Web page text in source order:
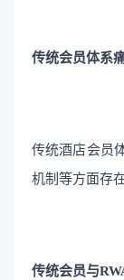
传统会员体系
传统酒店会员
机制等方面存
传统会员与